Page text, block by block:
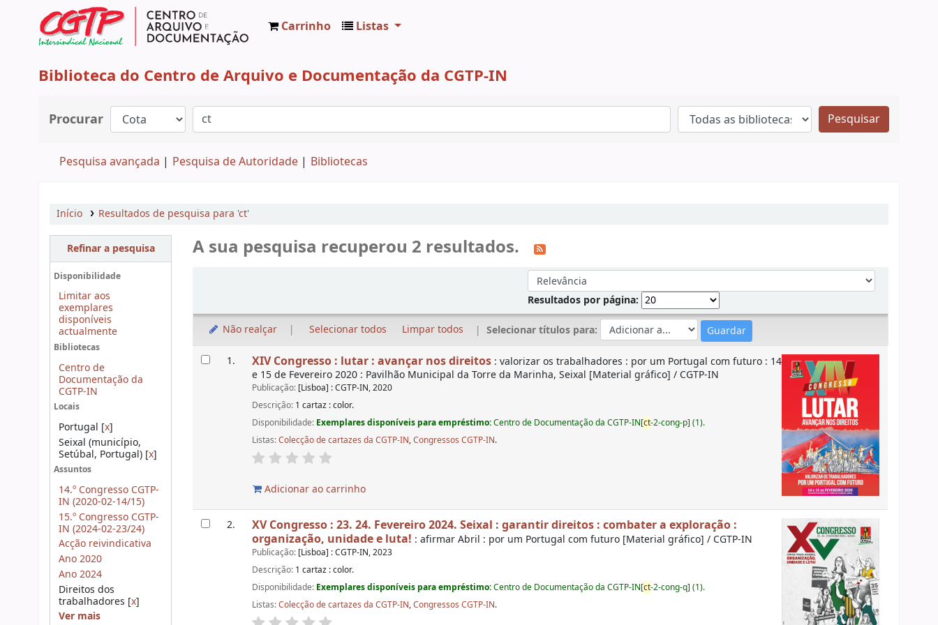
Carrinho Listas
Biblioteca do Centro de Arquivo e Documentação da CGTP-IN
Procurar Pesquisar
Pesquisa avançada Pesquisa de Autoridade Bibliotecas
Início Resultados de pesquisa para 'ct'
Refinar a pesquisa
Disponibilidade
Limitar aos
exemplares
disponíveis
actualmente
Bibliotecas
Centro de
Documentação da
CGTP-IN
Locais
Portugal [x]
Seixal (município,
Setúbal, Portugal)[x]
Assuntos
14.º Congresso CGTP-
IN (2020-02-14/15)
15.º Congresso CGTP-
IN (2024-02-23/24)
Acção reivindicativa
Ano 2020
Ano 2024
Direitos dos
trabalhadores [x]
Ver mais
A sua pesquisa recuperou 2 resultados.
Ordenar por:
Resultados por página:
Não realçar Selecionar todos Limpar todos Selecionar títulos para:
Resultados
1. XIV Congresso : lutar : avançar nos direitos : valorizar os trabalhadores : por um Portugal com futuro : 14
e 15 de Fevereiro 2020 : Pavilhão Municipal da Torre da Marinha, Seixal [Material gráfico] / CGTP-IN
Publicação: [Lisboa] : CGTP-IN, 2020
Descrição: 1 cartaz : color.
Disponibilidade: Exemplares disponíveis para empréstimo:Centro de Documentação da CGTP-IN[ct-2-cong-p] (1).
Listas:Colecção de cartazes da CGTP-IN,Congressos CGTP-IN.
Adicionar ao carrinho
2.
XV Congresso : 23. 24. Fevereiro 2024. Seixal : garantir direitos : combater a exploração :
organização, unidade e luta! : afirmar Abril : por um Portugal com futuro [Material gráfico] / CGTP-IN
Publicação: [Lisboa] : CGTP-IN, 2023
Descrição: 1 cartaz : color.
Disponibilidade: Exemplares disponíveis para empréstimo:Centro de Documentação da CGTP-IN[ct-2-cong-q] (1).
Listas:Colecção de cartazes da CGTP-IN,Congressos CGTP-IN.